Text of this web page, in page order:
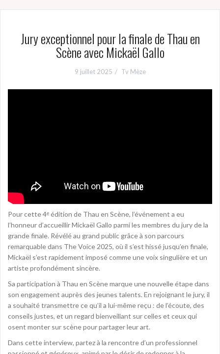
Jury exceptionnel pour la finale de Thau en
Scène avec Mickaël Gallo
9 juillet 2025 Tv Mèze
Pour cette 4ᵉ édition de Thau en Scène, l’événement a eu
l’honneur d’accueillir Mickaël Gallo parmi les membres du jury de la
grande finale. Révélé au grand public grâce à son parcours
remarquable dans The Voice 2025, où il s’est hissé jusqu’en finale,
Mickaël s’est rapidement imposé comme une voix singulière et un
artiste profondément sincère.
Sa participation à Thau en Scène marque une nouvelle étape dans
son engagement auprès des jeunes talents. En rejoignant le jury, il
a souhaité transmettre ce qu’il a lui-même reçu : de l’écoute, des
conseils justes, et un regard bienveillant sur celles et ceux qui
osent monter sur scène pour partager leur art.
Dans cette interview, partez à la rencontre d’un professionnel